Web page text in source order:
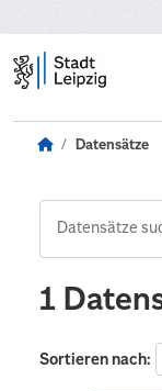
Datensätze
1
Sortieren nach